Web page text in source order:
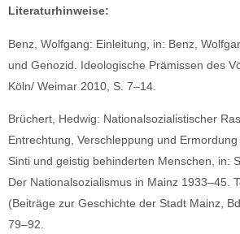
Literaturhinweise:
Benz, Wolfgang: Einleitung, in: Benz,
und Genozid. Ideologische Prämissen des
Köln/ Weimar 2010, S. 7–14.
Brüchert, Hedwig: Nationalsozialistischer
Entrechtung, Verschleppung und
Sinti und geistig behinderten Menschen, in:
Der Nationalsozialismus in Mainz 1933–45.
(Beiträge zur Geschichte der Stadt Mainz,
79–92.